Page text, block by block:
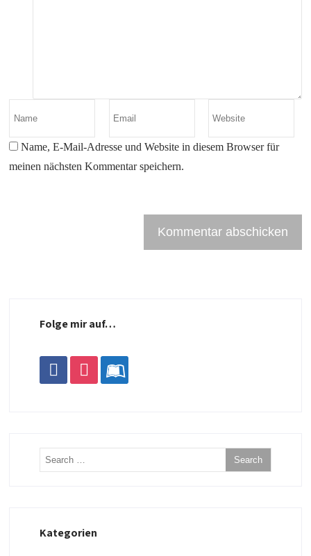
Name, E-Mail-Adresse und Website in diesem Browser für
meinen nächsten Kommentar speichern.
Folge mir auf…
facebookinstagramleanpub
Kategorien